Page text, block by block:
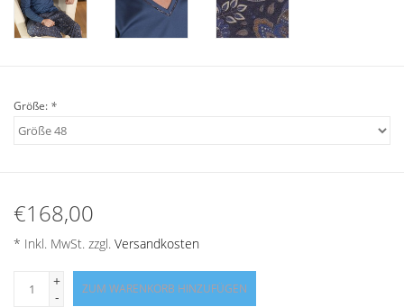
Info-Service
Tel.0049(0)7322-919376
Blog-Aktuelles
Größe: *
€168,00
* Inkl. MwSt. zzgl. Versandkosten
+
-
ZUM WARENKORB HINZUFÜGEN